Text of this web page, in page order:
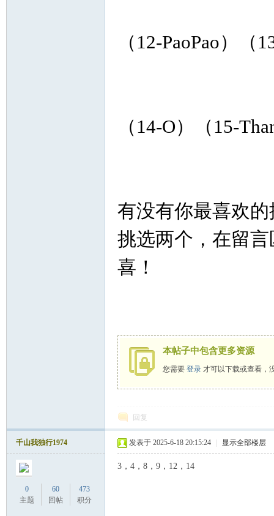
（12-PaoPao）（
（14-O）（15-
有没有你最喜欢
挑选两个，在留
喜！
本帖子中包含更多资源
您需要 登录才可以下载或查看，
回复
千山我独行1974
0
主题
60
回帖
473
积分
发表于 2025-6-18 20:15:24 显示全部楼层
3，4，8，9，12，14